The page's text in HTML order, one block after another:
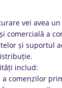
vei avea
comercială a
și suportul
includ:
comenzilor